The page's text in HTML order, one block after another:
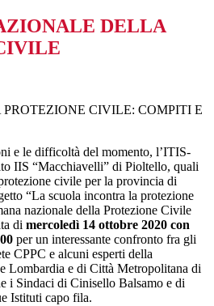
DELLA
CIVILE: COMPITI E
e le difficoltà del momento, l’ITIS-
IIS “Macchiavelli” di Pioltello, quali
civile per la provincia di
“La scuola incontra la protezione
nazionale della Protezione Civile
di mercoledì 14 ottobre 2020 con
per un interessante confronto fra gli
CPPC e alcuni esperti della
Lombardia e di Città Metropolitana di
i Sindaci di Cinisello Balsamo e di
Istituti capo fila.